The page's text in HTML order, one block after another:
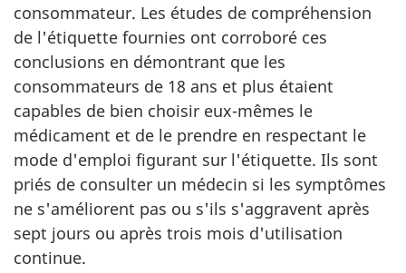
consommateur. Les études de compréhension
de l'étiquette fournies ont corroboré ces
conclusions en démontrant que les
consommateurs de 18 ans et plus étaient
capables de bien choisir eux-mêmes le
médicament et de le prendre en respectant le
mode d'emploi figurant sur l'étiquette. Ils sont
priés de consulter un médecin si les symptômes
ne s'améliorent pas ou s'ils s'aggravent après
sept jours ou après trois mois d'utilisation
continue.